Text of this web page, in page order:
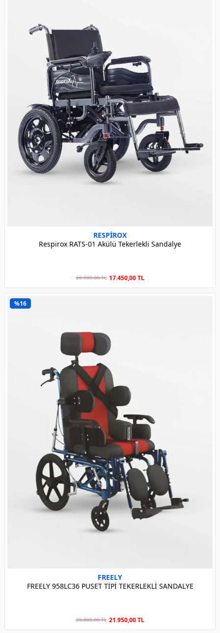
RESPİROX
Respirox RATS-01 Akülü Tekerlekli Sandalye
17.450,00 TL
28.000,00 TL
FREELY
FREELY 958LC36 PUSET TİPİ TEKERLEKLİ SANDALYE
21.950,00 TL
26.000,00 TL
%16